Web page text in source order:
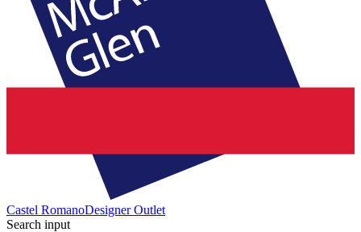
Castel RomanoDesigner Outlet
Search input